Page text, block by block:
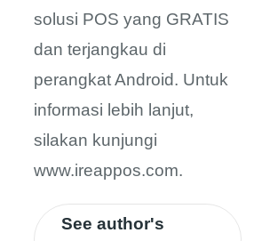
solusi POS yang GRATIS
dan terjangkau di
perangkat Android. Untuk
informasi lebih lanjut,
silakan kunjungi
www.ireappos.com.
See author's